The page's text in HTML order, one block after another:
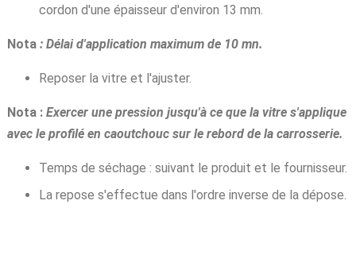
cordon d'une épaisseur d'environ 13 mm.
Nota : Délai d'application maximum de 10 mn.
Reposer la vitre et l'ajuster.
Nota : Exercer une pression jusqu'à ce que la vitre s'applique
avec le profilé en caoutchouc sur le rebord de la carrosserie.
Temps de séchage : suivant le produit et le fournisseur.
La repose s'effectue dans l'ordre inverse de la dépose.